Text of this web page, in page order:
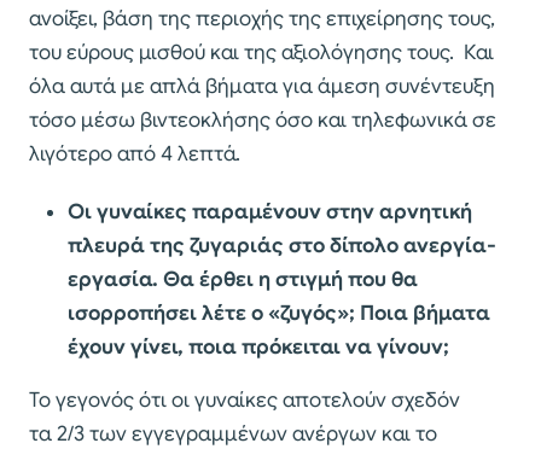
ανοίξει, βάση της περιοχής της επιχείρησης τους,
του εύρους μισθού και της αξιολόγησης τους. Και
όλα αυτά με απλά βήματα για άμεση συνέντευξη
τόσο μέσω βιντεοκλήσης όσο και τηλεφωνικά σε
λιγότερο από 4 λεπτά.
Οι γυναίκες παραμένουν στην αρνητική
πλευρά της ζυγαριάς στο δίπολο ανεργία-
εργασία. Θα έρθει η στιγμή που θα
ισορροπήσει λέτε ο «ζυγός»; Ποια βήματα
έχουν γίνει, ποια πρόκειται να γίνουν;
Το γεγονός ότι οι γυναίκες αποτελούν σχεδόν
τα 2/3 των εγγεγραμμένων ανέργων και το